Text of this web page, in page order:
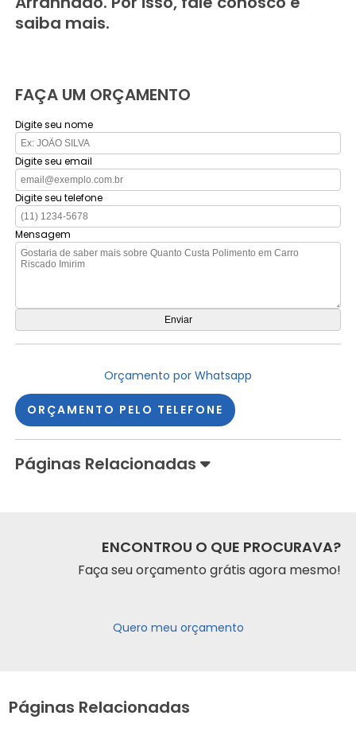
saiba mais.
FAÇA UM ORÇAMENTO
Digite seu nome
Digite seu email
Digite seu telefone
Mensagem
Orçamento por Whatsapp
ORÇAMENTO PELO TELEFONE
Páginas Relacionadas
ENCONTROU O QUE PROCURAVA?
Faça seu orçamento grátis agora mesmo!
Quero meu orçamento
Páginas Relacionadas